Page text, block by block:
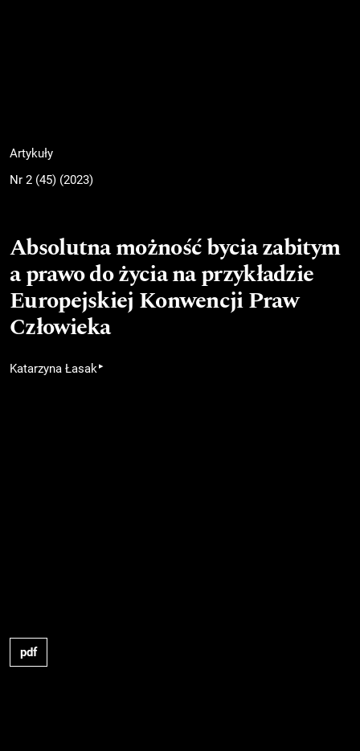
Artykuły
Nr 2 (45) (2023)
Absolutna możność bycia zabitym
a prawo do życia na przykładzie
Europejskiej Konwencji Praw
Człowieka
Katarzyna Łasak▸
pdf